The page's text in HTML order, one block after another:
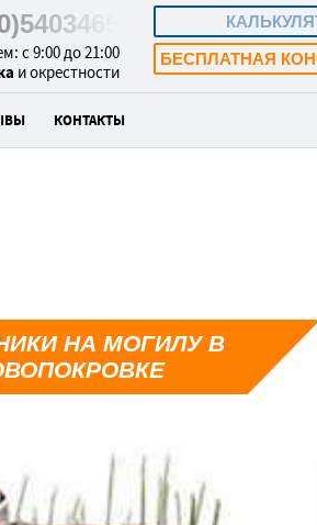
БЕСПЛАТНАЯ
с 9:00 до 21:00
и окрестности
КОНТАКТЫ
НА МОГИЛУ В